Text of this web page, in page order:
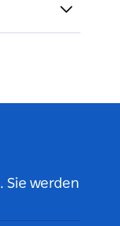
Sie werden